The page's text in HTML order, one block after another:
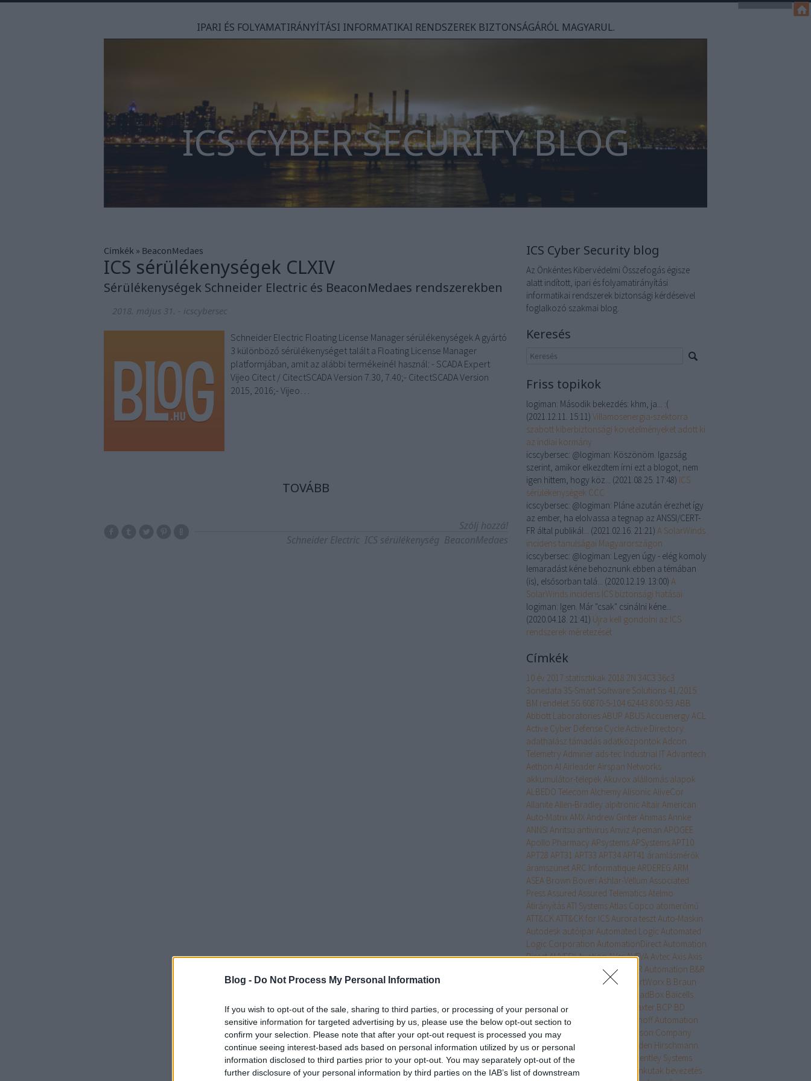
Blog - Do Not Process My Personal Information
If you wish to opt-out of the sale, sharing to third parties, or processing of your personal or
sensitive information for targeted advertising by us, please use the below opt-out section to
confirm your selection. Please note that after your opt-out request is processed you may
continue seeing interest-based ads based on personal information utilized by us or personal
information disclosed to third parties prior to your opt-out. You may separately opt-out of the
further disclosure of your personal information by third parties on the IAB’s list of downstream
IPARI ÉS FOLYAMATIRÁNYÍTÁSI INFORMATIKAI RENDSZEREK BIZTONSÁGÁRÓL MAGYARUL.
ICS CYBER SECURITY BLOG
Címkék » BeaconMedaes
ICS sérülékenységek CLXIV
Sérülékenységek Schneider Electric és BeaconMedaes rendszerekben
2018. május 31. - icscybersec
Schneider Electric Floating License Manager sérülékenységek A gyártó
3 különböző sérülékenységet talált a Floating License Manager
platformjában, amit az alábbi termékeinél használ: - SCADA Expert
Vijeo Citect / CitectSCADA Version 7.30, 7.40;- CitectSCADA Version
2015, 2016;- Vijeo…
TOVÁBB
Szólj hozzá!
Schneider Electric ICS sérülékenység BeaconMedaes
ICS Cyber Security blog
Az Önkéntes Kibervédelmi Összefogás égisze
alatt indított, ipari és folyamatirányítási
informatikai rendszerek biztonsági kérdéseivel
foglalkozó szakmai blog.
Keresés
Friss topikok
logiman: Második bekezdés: khm, ja... :(
(2021.12.11. 15:11) Villamosenergia-szektorra
szabott kiberbiztonsági követelményeket adott ki
az indiai kormány
icscybersec: @logiman: Köszönöm. Igazság
szerint, amikor elkezdtem írni ezt a blogot, nem
igen hittem, hogy köz... (2021.08.25. 17:48) ICS
sérülékenységek CCC
icscybersec: @logiman: Pláne azután érezhet így
az ember, ha elolvassa a tegnap az ANSSI/CERT-
FR által publikál... (2021.02.16. 21:21) A SolarWinds
incidens tanulságai Magyarországon
icscybersec: @logiman: Legyen úgy - elég komoly
lemaradást kéne behoznunk ebben a témában
(is), elsősorban talá... (2020.12.19. 13:00) A
SolarWinds incidens ICS biztonsági hatásai
logiman: Igen. Már "csak" csinálni kéne...
(2020.04.18. 21:41) Újra kell gondolni az ICS
rendszerek méretezését
Címkék
10 év 2017 statisztikak 2018 2N 34C3 36c3
3onedata 3S-Smart Software Solutions 41/2015
BM rendelet 5G 60870-5-104 62443 800-53 ABB
Abbott LaboratoriesABUP ABUSAccuenergy ACL
Active Cyber Defense CycleActive Directory
adathalász támadás adatközpontok Adcon
Telemetry Adminer ads-tec Industrial ITAdvantech
Aethon AI AirleaderAirspan Networks
akkumulátor-telepek Akuvox alállomás alapok
ALBEDO Telecom Alchemy Alisonic AliveCor
AllaniteAllen-Bradley alpitronic AltairAmerican
Auto-MatrixAMXAndrew GinterAnimasAnnke
ANNSI Anritsu antivirusAnviz Apeman APOGEE
Apollo Pharmacy APsystemsAPSystemsAPT10
APT28 APT31 APT33 APT34APT41 áramlásmérők
áramszünetARC InformatiqueARDEREG ARM
ASEA Brown Boveri Ashlar-Vellum Associated
PressAssured Assured TelematicsAtelmo
ÁtirányításATI SystemsAtlas Copco atomerőmű
ATT&CKATT&CK for ICSAurora tesztAuto-Maskin
Autodesk autóiparAutomated Logic Automated
Logic Corporation AutomationDirectAutomation
DirectAUVESYAvationAVerAVEVAAvtec AxisAxis
AzeoTech B&R Automation B&R
Industrial AutomationB+B SmartWorx B.Braun
BadBox Baicells
Technologies
Baxter BCP BD
BeaconMedaes
Beckhoff Automation
Beckwith Electric
Becton Dickinson Company
BeldenBelden-Hirschmann
Belden Hirschmann
Belledonne Communications
Bentley Systems
Bently Nevada
benzinkutak bevezetés